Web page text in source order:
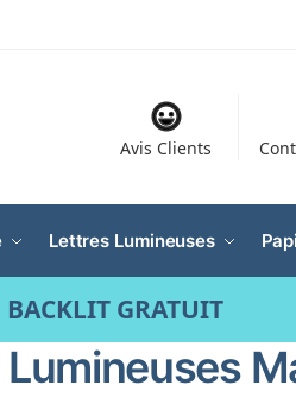
Avis Clients
Lettres Lumineuses
GRATUIT